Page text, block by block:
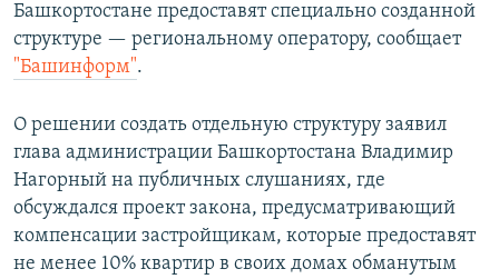
Башкортостане предоставят специально созданной
структуре — региональному оператору, сообщает
"Башинформ".
О решении создать отдельную структуру заявил
глава администрации Башкортостана Владимир
Нагорный на публичных слушаниях, где
обсуждался проект закона, предусматривающий
компенсации застройщикам, которые предоставят
не менее 10% квартир в своих домах обманутым